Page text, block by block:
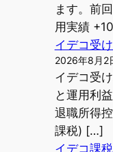
ます。前
用実績
イデコ受
2026年8月2
イデコ受
と運用利
退職所得
課税) […]
イデコ課